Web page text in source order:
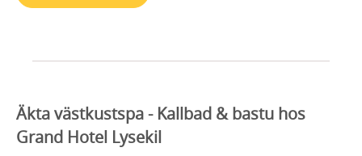
Äkta västkustspa - Kallbad & bastu hos
Grand Hotel Lysekil